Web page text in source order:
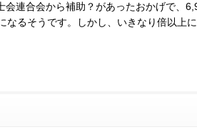
連合会から補助？があったおかげで、
るそうです。しかし、いきなり倍以上